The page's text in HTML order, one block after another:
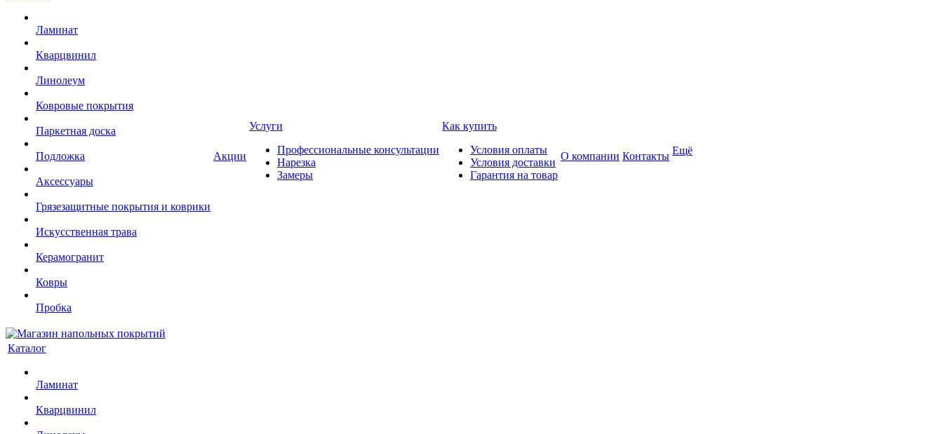
Ламинат
Кварцвинил
Линолеум
Ковровые покрытия
Паркетная доска
Подложка
Аксессуары
Грязезащитные покрытия и коврики
Искусственная трава
Керамогранит
Ковры
Пробка
Акции
Услуги
Профессиональные консультации
Нарезка
Замеры
Как купить
Условия оплаты
Условия доставки
Гарантия на товар
О компании Контакты Ещё
Каталог
Ламинат
Кварцвинил